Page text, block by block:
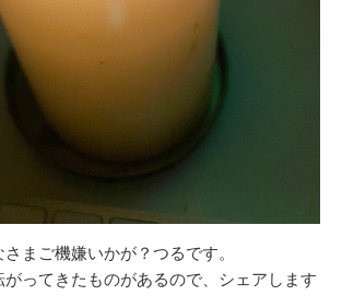
まご機嫌いかが？つるです。
ってきたものがあるので、シェアします